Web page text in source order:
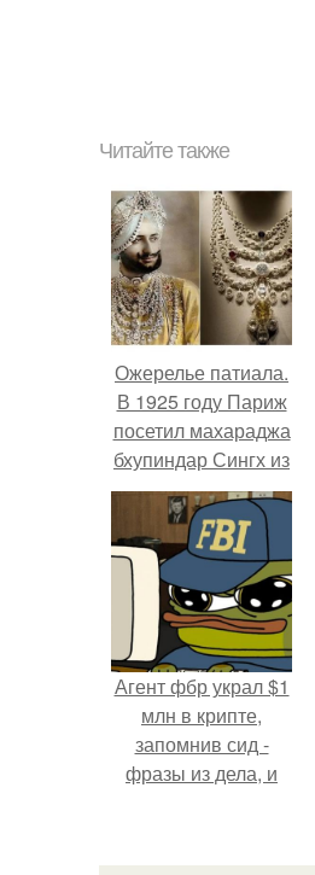
Читайте также
Ожерелье патиала.
В 1925 году Париж
посетил махараджа
бхупиндар Сингх из
индийского штата
патиала.
Агент фбр украл $1
млн в крипте,
запомнив сид -
фразы из дела, и
потратить.